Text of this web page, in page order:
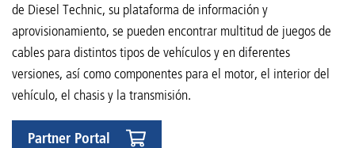
de Diesel Technic, su plataforma de información y
aprovisionamiento, se pueden encontrar multitud de juegos de
cables para distintos tipos de vehículos y en diferentes
versiones, así como componentes para el motor, el interior del
vehículo, el chasis y la transmisión.
Partner Portal